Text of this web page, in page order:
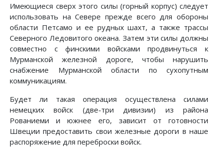
Имеющиеся сверх этого силы (горный корпус) следует
использовать на Севере прежде всего для обороны
области Петсамо и ее рудных шахт, а также трассы
Северного Ледовитого океана. Затем эти силы должны
совместно с финскими войсками продвинуться к
Мурманской железной дороге, чтобы нарушить
снабжение Мурманской области по сухопутным
коммуникациям.
Будет ли такая операция осуществлена силами
немецких войск (две-три дивизии) из района
Рованиеми и южнее его, зависит от готовности
Швеции предоставить свои железные дороги в наше
распоряжение для переброски войск.